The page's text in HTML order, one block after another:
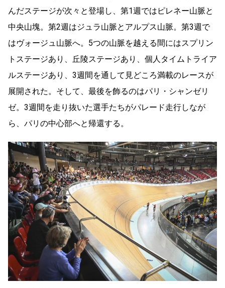
んだステージが次々と登場し、第1週ではピレネー山脈と
中央山塊。第2週はジュラ山脈とアルプス山脈。第3週で
はヴォージュ山脈へ。5つの山脈を越える間にはスプリン
トステージあり、丘陵ステージあり、個人タイムトライア
ルステージあり、3週間を通して見どころ満載のレースが
展開された。そして、最後を飾るのはパリ・シャンゼリ
ゼ。3週間を走り抜いた選手たちがパレード走行しなが
ら、パリの中心部へと帰還する。